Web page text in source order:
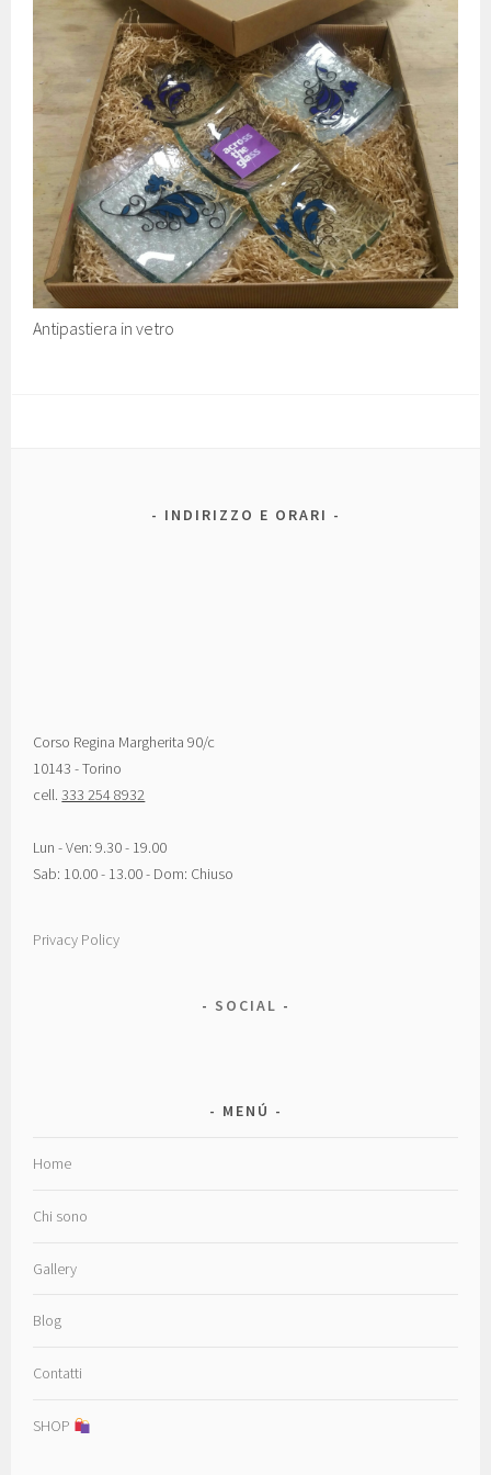
Antipastiera in vetro
INDIRIZZO E ORARI
Corso Regina Margherita 90/c
10143 - Torino
cell.333 254 8932
Lun - Ven: 9.30 - 19.00
Sab: 10.00 - 13.00 - Dom: Chiuso
Privacy Policy
SOCIAL
MENÚ
Home
Chi sono
Gallery
Blog
Contatti
SHOP